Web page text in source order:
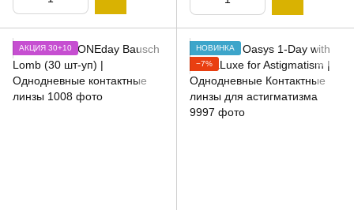
АКЦИЯ 30+10
НОВИНКА
−7%